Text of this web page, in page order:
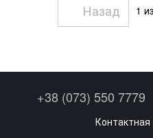
Назад 1
+38 (073) 550 7779